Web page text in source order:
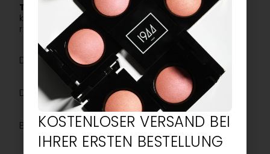
Tipp:
die Farbtöne können miteinander
kombiniert werden, um ein natürliches oder
raffinierteres Make-up zu kreieren.
Die Zutaten
Das Plus
Beschreibung
KOSTENLOSER VERSAND BEI
IHRER ERSTEN BESTELLUNG